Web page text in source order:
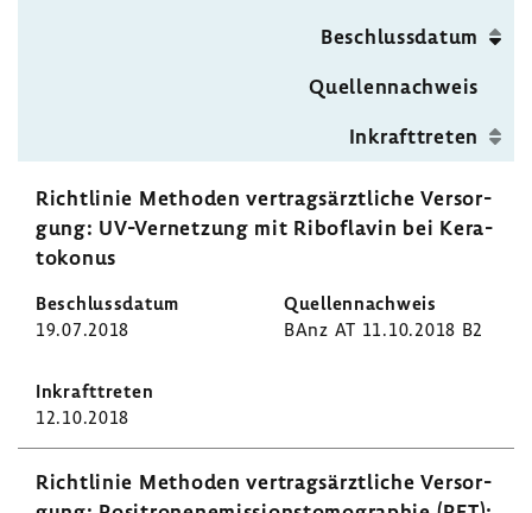
Beschluss­datum
Quel­len­nach­weis
Inkraft­treten
Richt­linie Methoden vertrags­ärzt­liche Versor­
gung: UV-​Vernetzung mit Ribo­flavin bei Kera­
to­konus
19.07.2018 BAnz AT 11.10.2018 B2
12.10.2018
Richt­linie Methoden vertrags­ärzt­liche Versor­